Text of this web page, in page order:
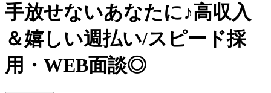
手放せないあなたに♪高収入
＆嬉しい週払い/スピード採
用・WEB面談◎